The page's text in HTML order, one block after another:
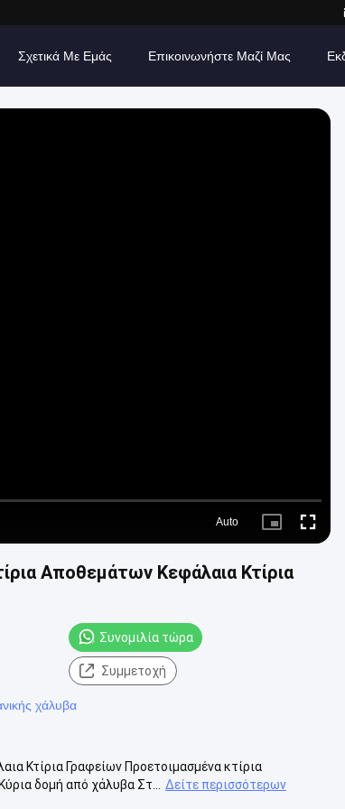
Σχετικά Με Εμάς Επικοινωνήστε Μαζί Μας
Auto
Picture- Fullscreen
Αποθεμάτων Κεφάλαια Κτίρια
Συνομιλία τώρα
Συμμετοχή
χάλυβα
Κτίρια Γραφείων Προετοιμασμένα κτίρια
δομή από χάλυβα Στ...
Δείτε περισσότερων